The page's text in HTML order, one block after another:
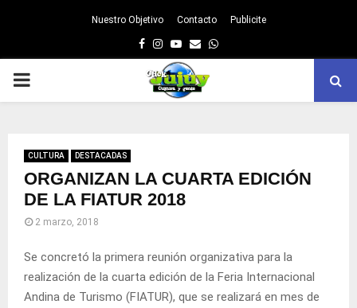
Nuestro Objetivo Contacto Publicite
Facebook
Instagram
Youtube
EmailWhatsapp
PRIMARY
CULTURA DESTACADAS
ORGANIZAN LA CUARTA EDICIÓN
DE LA FIATUR 2018
2 marzo, 2018
Se concretó la primera reunión organizativa para la
realización de la cuarta edición de la Feria Internacional
Andina de Turismo (FIATUR), que se realizará en mes de